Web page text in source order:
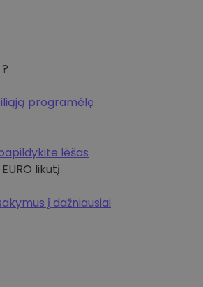
programėlę
lėšas
likutį.
į dažniausiai